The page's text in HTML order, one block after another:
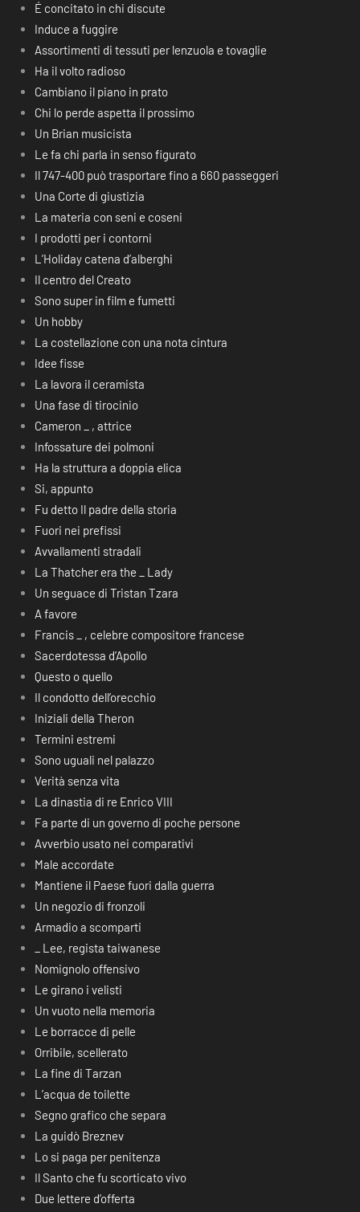
É concitato in chi discute
Induce a fuggire
Assortimenti di tessuti per lenzuola e tovaglie
Ha il volto radioso
Cambiano il piano in prato
Chi lo perde aspetta il prossimo
Un Brian musicista
Le fa chi parla in senso figurato
Il 747-400 può trasportare fino a 660 passeggeri
Una Corte di giustizia
La materia con seni e coseni
I prodotti per i contorni
L’Holiday catena d’alberghi
Il centro del Creato
Sono super in film e fumetti
Un hobby
La costellazione con una nota cintura
Idee fisse
La lavora il ceramista
Una fase di tirocinio
Cameron _ , attrice
Infossature dei polmoni
Ha la struttura a doppia elica
Si, appunto
Fu detto Il padre della storia
Fuori nei prefissi
Avvallamenti stradali
La Thatcher era the _ Lady
Un seguace di Tristan Tzara
A favore
Francis _ , celebre compositore francese
Sacerdotessa d’Apollo
Questo o quello
Il condotto dell’orecchio
Iniziali della Theron
Termini estremi
Sono uguali nel palazzo
Verità senza vita
La dinastia di re Enrico VIII
Fa parte di un governo di poche persone
Avverbio usato nei comparativi
Male accordate
Mantiene il Paese fuori dalla guerra
Un negozio di fronzoli
Armadio a scomparti
_ Lee, regista taiwanese
Nomignolo offensivo
Le girano i velisti
Un vuoto nella memoria
Le borracce di pelle
Orribile, scellerato
La fine di Tarzan
L’acqua de toilette
Segno grafico che separa
La guidò Breznev
Lo si paga per penitenza
Il Santo che fu scorticato vivo
Due lettere d’offerta